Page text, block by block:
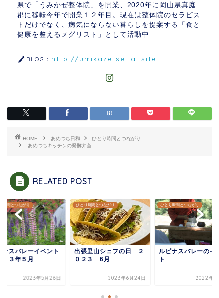
県で「うみかぜ整体院」を開業、2020年に岡山県真庭
郡に移転今年で開業１２年目。現在は整体院のセラピス
トだけでなく、病気にならない暮らしを提案する「食と
健康を整えるメグリスト」として活動中
BLOG： http://umikaze-seitai.site
HOME あめつち日和
ひとり時間とつながり
あめつちキッチンの発酵弁当
RELATED POST
時間とつながり
ナスバレーイベント
２３年５月
2023年5月26日
ひとり時間とつながり
出張里山シェフの日 ２
０２３ 6月
2023年6月24日
ひとり時間とつながり
ルピナスバレーのイ
ト
2022年7